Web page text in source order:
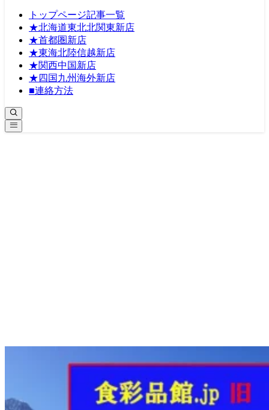
トップページ記事一覧
★北海道東北北関東新店
★首都圏新店
★東海北陸信越新店
★関西中国新店
★四国九州海外新店
■連絡方法